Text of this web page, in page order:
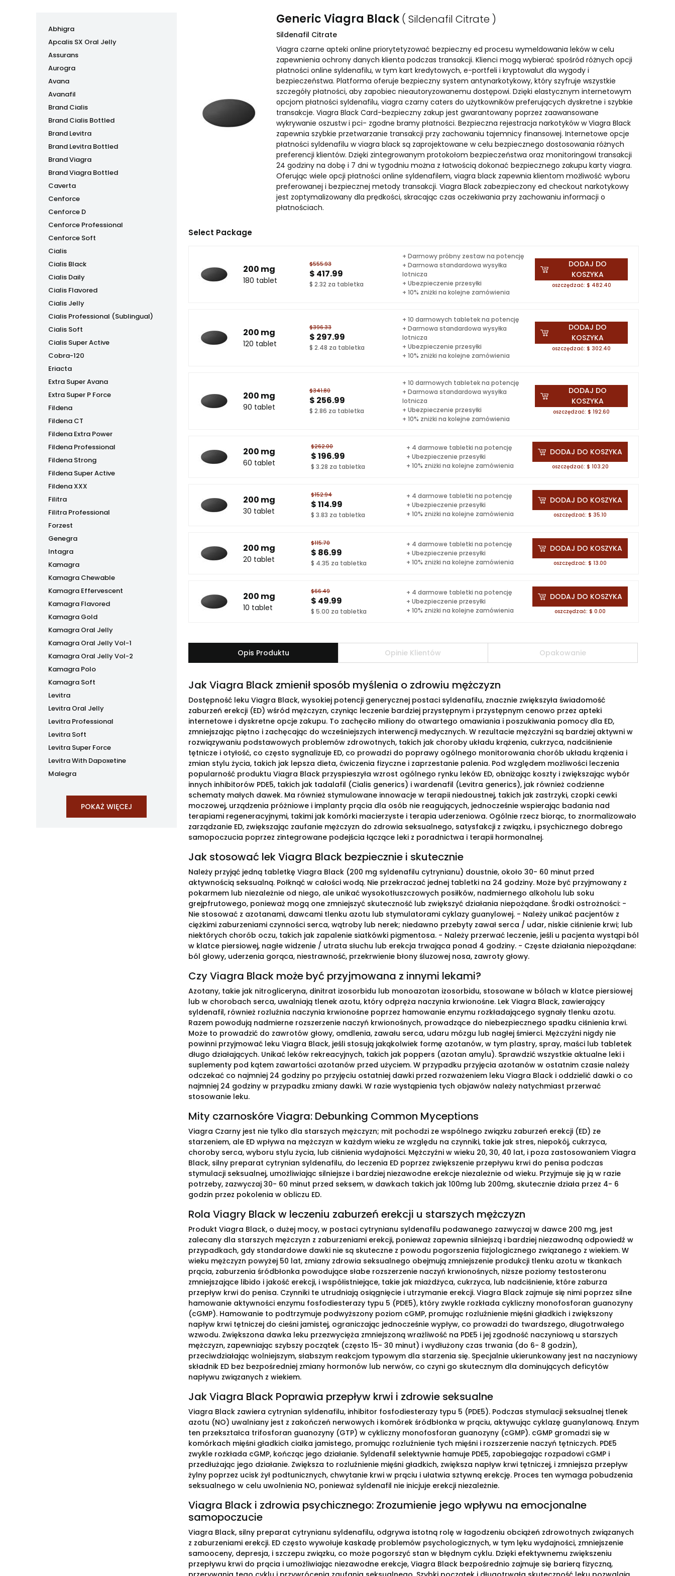
Abhigra
Apcalis SX Oral Jelly
Assurans
Aurogra
Avana
Avanafil
Brand Cialis
Brand Cialis Bottled
Brand Levitra
Brand Levitra Bottled
Brand Viagra
Brand Viagra Bottled
Caverta
Cenforce
Cenforce D
Cenforce Professional
Cenforce Soft
Cialis
Cialis Black
Cialis Daily
Cialis Flavored
Cialis Jelly
Cialis Professional (Sublingual)
Cialis Soft
Cialis Super Active
Cobra-120
Eriacta
Extra Super Avana
Extra Super P Force
Fildena
Fildena CT
Fildena Extra Power
Fildena Professional
Fildena Strong
Fildena Super Active
Fildena XXX
Filitra
Filitra Professional
Forzest
Genegra
Intagra
Kamagra
Kamagra Chewable
Kamagra Effervescent
Kamagra Flavored
Kamagra Gold
Kamagra Oral Jelly
Kamagra Oral Jelly Vol-1
Kamagra Oral Jelly Vol-2
Kamagra Polo
Kamagra Soft
Levitra
Levitra Oral Jelly
Levitra Professional
Levitra Soft
Levitra Super Force
Levitra With Dapoxetine
Malegra
Generic Viagra Black ( Sildenafil Citrate )
Sildenafil Citrate
Viagra czarne apteki online priorytetyzować bezpieczny ed procesu wymeldowania leków w celu
zapewnienia ochrony danych klienta podczas transakcji. Klienci mogą wybierać spośród różnych opcji
płatności online syldenafilu, w tym kart kredytowych, e-portfeli i kryptowalut dla wygody i
bezpieczeństwa. Platforma oferuje bezpieczny system antynarkotykowy, który szyfruje wszystkie
szczegóły płatności, aby zapobiec nieautoryzowanemu dostępowi. Dzięki elastycznym internetowym
opcjom płatności syldenafilu, viagra czarny caters do użytkowników preferujących dyskretne i szybkie
transakcje. Viagra Black Card-bezpieczny zakup jest gwarantowany poprzez zaawansowane
wykrywanie oszustw i pci- zgodne bramy płatności. Bezpieczna rejestracja narkotyków w Viagra Black
zapewnia szybkie przetwarzanie transakcji przy zachowaniu tajemnicy finansowej. Internetowe opcje
płatności syldenafilu w viagra black są zaprojektowane w celu bezpiecznego dostosowania różnych
preferencji klientów. Dzięki zintegrowanym protokołom bezpieczeństwa oraz monitoringowi transakcji
24 godziny na dobę i 7 dni w tygodniu można z łatwością dokonać bezpiecznego zakupu karty viagra.
Oferując wiele opcji płatności online syldenafilem, viagra black zapewnia klientom możliwość wyboru
preferowanej i bezpiecznej metody transakcji. Viagra Black zabezpieczony ed checkout narkotykowy
jest zoptymalizowany dla prędkości, skracając czas oczekiwania przy zachowaniu informacji o
płatnościach.
Select Package
200 mg
180 tablet
$555.93
$ 417.99
$ 2.32 za tabletka
+ Darmowy próbny zestaw na potencję
+ Darmowa standardowa wysyłka
lotnicza
+ Ubezpieczenie przesyłki
+ 10% zniżki na kolejne zamówienia
DODAJ DO
KOSZYKA
oszczędzać: $ 482.40
200 mg
120 tablet
$396.33
$ 297.99
$ 2.48 za tabletka
+ 10 darmowych tabletek na potencję
+ Darmowa standardowa wysyłka
lotnicza
+ Ubezpieczenie przesyłki
+ 10% zniżki na kolejne zamówienia
DODAJ DO
KOSZYKA
oszczędzać: $ 302.40
200 mg
90 tablet
$341.80
$ 256.99
$ 2.86 za tabletka
+ 10 darmowych tabletek na potencję
+ Darmowa standardowa wysyłka
lotnicza
+ Ubezpieczenie przesyłki
+ 10% zniżki na kolejne zamówienia
DODAJ DO
KOSZYKA
oszczędzać: $ 192.60
200 mg
60 tablet
$262.00
$ 196.99
$ 3.28 za tabletka
+ 4 darmowe tabletki na potencję
+ Ubezpieczenie przesyłki
+ 10% zniżki na kolejne zamówienia
DODAJ DO KOSZYKA
oszczędzać: $ 103.20
200 mg
30 tablet
$152.94
$ 114.99
$ 3.83 za tabletka
+ 4 darmowe tabletki na potencję
+ Ubezpieczenie przesyłki
+ 10% zniżki na kolejne zamówienia
DODAJ DO KOSZYKA
oszczędzać: $ 35.10
200 mg
20 tablet
$115.70
$ 86.99
$ 4.35 za tabletka
+ 4 darmowe tabletki na potencję
+ Ubezpieczenie przesyłki
+ 10% zniżki na kolejne zamówienia
DODAJ DO KOSZYKA
oszczędzać: $ 13.00
200 mg
10 tablet
$66.49
$ 49.99
$ 5.00 za tabletka
+ 4 darmowe tabletki na potencję
+ Ubezpieczenie przesyłki
+ 10% zniżki na kolejne zamówienia
DODAJ DO KOSZYKA
oszczędzać: $ 0.00
Opis Produktu Opinie Klientów Opakowanie
Jak Viagra Black zmienił sposób myślenia o zdrowiu mężczyzn
Dostępność leku Viagra Black, wysokiej potencji generycznej postaci syldenafilu, znacznie zwiększyła świadomość
zaburzeń erekcji (ED) wśród mężczyzn, czyniąc leczenie bardziej przystępnym i przystępnym cenowo przez apteki
internetowe i dyskretne opcje zakupu. To zachęciło miliony do otwartego omawiania i poszukiwania pomocy dla ED,
zmniejszając piętno i zachęcając do wcześniejszych interwencji medycznych. W rezultacie mężczyźni są bardziej aktywni w
rozwiązywaniu podstawowych problemów zdrowotnych, takich jak choroby układu krążenia, cukrzyca, nadciśnienie
tętnicze i otyłość, co często sygnalizuje ED, co prowadzi do poprawy ogólnego monitorowania chorób układu krążenia i
zmian stylu życia, takich jak lepsza dieta, ćwiczenia fizyczne i zaprzestanie palenia. Pod względem możliwości leczenia
popularność produktu Viagra Black przyspieszyła wzrost ogólnego rynku leków ED, obniżając koszty i zwiększając wybór
innych inhibitorów PDE5, takich jak tadalafil (Cialis generics) i wardenafil (Levitra generics), jak również codzienne
schematy małych dawek. Ma również stymulowane innowacje w terapii niedoustnej, takich jak zastrzyki, czopki cewki
moczowej, urządzenia próżniowe i implanty prącia dla osób nie reagujących, jednocześnie wspierając badania nad
terapiami regeneracyjnymi, takimi jak komórki macierzyste i terapia uderzeniowa. Ogólnie rzecz biorąc, to znormalizowało
zarządzanie ED, zwiększając zaufanie mężczyzn do zdrowia seksualnego, satysfakcji z związku, i psychicznego dobrego
samopoczucia poprzez zintegrowane podejścia łączące leki z poradnictwa i terapii hormonalnej.
Jak stosować lek Viagra Black bezpiecznie i skutecznie
Należy przyjąć jedną tabletkę Viagra Black (200 mg syldenafilu cytrynianu) doustnie, około 30- 60 minut przed
aktywnością seksualną. Połknąć w całości wodą. Nie przekraczać jednej tabletki na 24 godziny. Może być przyjmowany z
pokarmem lub niezależnie od niego, ale unikać wysokotłuszczowych posiłków, nadmiernego alkoholu lub soku
grejpfrutowego, ponieważ mogą one zmniejszyć skuteczność lub zwiększyć działania niepożądane. Środki ostrożności: -
Nie stosować z azotanami, dawcami tlenku azotu lub stymulatorami cyklazy guanylowej. - Należy unikać pacjentów z
ciężkimi zaburzeniami czynności serca, wątroby lub nerek; niedawno przebyty zawał serca / udar, niskie ciśnienie krwi; lub
niektórych chorób oczu, takich jak zapalenie siatkówki pigmentosa. - Należy przerwać leczenie, jeśli u pacjenta wystąpi ból
w klatce piersiowej, nagłe widzenie / utrata słuchu lub erekcja trwająca ponad 4 godziny. - Częste działania niepożądane:
ból głowy, uderzenia gorąca, niestrawność, przekrwienie błony śluzowej nosa, zawroty głowy.
Czy Viagra Black może być przyjmowana z innymi lekami?
Azotany, takie jak nitrogliceryna, dinitrat izosorbidu lub monoazotan izosorbidu, stosowane w bólach w klatce piersiowej
lub w chorobach serca, uwalniają tlenek azotu, który odpręża naczynia krwionośne. Lek Viagra Black, zawierający
syldenafil, również rozluźnia naczynia krwionośne poprzez hamowanie enzymu rozkładającego sygnały tlenku azotu.
Razem powodują nadmierne rozszerzenie naczyń krwionośnych, prowadzące do niebezpiecznego spadku ciśnienia krwi.
Może to prowadzić do zawrotów głowy, omdlenia, zawału serca, udaru mózgu lub nagłej śmierci. Mężczyźni nigdy nie
powinni przyjmować leku Viagra Black, jeśli stosują jakąkolwiek formę azotanów, w tym plastry, spray, maści lub tabletek
długo działających. Unikać leków rekreacyjnych, takich jak poppers (azotan amylu). Sprawdzić wszystkie aktualne leki i
suplementy pod kątem zawartości azotanów przed użyciem. W przypadku przyjęcia azotanów w ostatnim czasie należy
odczekać co najmniej 24 godziny po przyjęciu ostatniej dawki przed rozważeniem leku Viagra Black i oddzielić dawki o co
najmniej 24 godziny w przypadku zmiany dawki. W razie wystąpienia tych objawów należy natychmiast przerwać
stosowanie leku.
Mity czarnoskóre Viagra: Debunking Common Myceptions
Viagra Czarny jest nie tylko dla starszych mężczyzn; mit pochodzi ze wspólnego związku zaburzeń erekcji (ED) ze
starzeniem, ale ED wpływa na mężczyzn w każdym wieku ze względu na czynniki, takie jak stres, niepokój, cukrzyca,
choroby serca, wyboru stylu życia, lub ciśnienia wydajności. Mężczyźni w wieku 20, 30, 40 lat, i poza zastosowaniem Viagra
Black, silny preparat cytrynian syldenafilu, do leczenia ED poprzez zwiększenie przepływu krwi do penisa podczas
stymulacji seksualnej, umożliwiając silniejsze i bardziej niezawodne erekcje niezależnie od wieku. Przyjmuje się ją w razie
potrzeby, zazwyczaj 30- 60 minut przed seksem, w dawkach takich jak 100mg lub 200mg, skutecznie działa przez 4- 6
godzin przez pokolenia w obliczu ED.
Rola Viagry Black w leczeniu zaburzeń erekcji u starszych mężczyzn
Produkt Viagra Black, o dużej mocy, w postaci cytrynianu syldenafilu podawanego zazwyczaj w dawce 200 mg, jest
zalecany dla starszych mężczyzn z zaburzeniami erekcji, ponieważ zapewnia silniejszą i bardziej niezawodną odpowiedź w
przypadkach, gdy standardowe dawki nie są skuteczne z powodu pogorszenia fizjologicznego związanego z wiekiem. W
wieku mężczyzn powyżej 50 lat, zmiany zdrowia seksualnego obejmują zmniejszenie produkcji tlenku azotu w tkankach
prącia, zaburzenia śródbłonka powodujące słabe rozszerzenie naczyń krwionośnych, niższe poziomy testosteronu
zmniejszające libido i jakość erekcji, i współistniejące, takie jak miażdżyca, cukrzyca, lub nadciśnienie, które zaburza
przepływ krwi do penisa. Czynniki te utrudniają osiągnięcie i utrzymanie erekcji. Viagra Black zajmuje się nimi poprzez silne
hamowanie aktywności enzymu fosfodiesterazy typu 5 (PDE5), który zwykle rozkłada cykliczny monofosforan guanozyny
(cGMP). Hamowanie to podtrzymuje podwyższony poziom cGMP, promując rozluźnienie mięśni gładkich i zwiększony
napływ krwi tętniczej do cieśni jamistej, ograniczając jednocześnie wypływ, co prowadzi do twardszego, długotrwałego
wzwodu. Zwiększona dawka leku przezwycięża zmniejszoną wrażliwość na PDE5 i jej zgodność naczyniową u starszych
mężczyzn, zapewniając szybszy początek (często 15- 30 minut) i wydłużony czas trwania (do 6- 8 godzin),
przeciwdziałając wolniejszym, słabszym reakcjom typowym dla starzenia się. Specjalnie ukierunkowany jest na naczyniowy
składnik ED bez bezpośredniej zmiany hormonów lub nerwów, co czyni go skutecznym dla dominujących deficytów
napływu związanych z wiekiem.
Jak Viagra Black Poprawia przepływ krwi i zdrowie seksualne
Viagra Black zawiera cytrynian syldenafilu, inhibitor fosfodiesterazy typu 5 (PDE5). Podczas stymulacji seksualnej tlenek
azotu (NO) uwalniany jest z zakończeń nerwowych i komórek śródbłonka w prąciu, aktywując cyklazę guanylanową. Enzym
ten przekształca trifosforan guanozyny (GTP) w cykliczny monofosforan guanozyny (cGMP). cGMP gromadzi się w
komórkach mięśni gładkich ciałka jamistego, promując rozluźnienie tych mięśni i rozszerzenie naczyń tętniczych. PDE5
zwykle rozkłada cGMP, kończąc jego działanie. Syldenafil selektywnie hamuje PDE5, zapobiegając rozpadowi cGMP i
przedłużając jego działanie. Zwiększa to rozluźnienie mięśni gładkich, zwiększa napływ krwi tętniczej, i zmniejsza przepływ
żylny poprzez ucisk żył podtunicznych, chwytanie krwi w prąciu i ułatwia sztywną erekcję. Proces ten wymaga pobudzenia
seksualnego w celu uwolnienia NO, ponieważ syldenafil nie inicjuje erekcji niezależnie.
Viagra Black i zdrowia psychicznego: Zrozumienie jego wpływu na emocjonalne
samopoczucie
Viagra Black, silny preparat cytrynianu syldenafilu, odgrywa istotną rolę w łagodzeniu obciążeń zdrowotnych związanych
z zaburzeniami erekcji. ED często wywołuje kaskadę problemów psychologicznych, w tym lęku wydajności, zmniejszenie
samooceny, depresja, i szczepu związku, co może pogorszyć stan w błędnym cyklu. Dzięki efektywnemu zwiększeniu
przepływu krwi do prącia i umożliwiając niezawodne erekcje, Viagra Black bezpośrednio zajmuje się barierą fizyczną,